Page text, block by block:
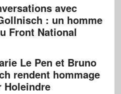
avec
: un homme
Front National
Le Pen et Bruno
rendent hommage
Holeindre